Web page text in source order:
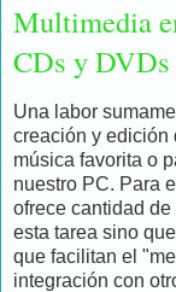
Multimedia
CDs y DVDs
Una labor
creación y edición
música favorita o
nuestro PC. Para
ofrece cantidad
esta tarea sino
que facilitan el
integración con